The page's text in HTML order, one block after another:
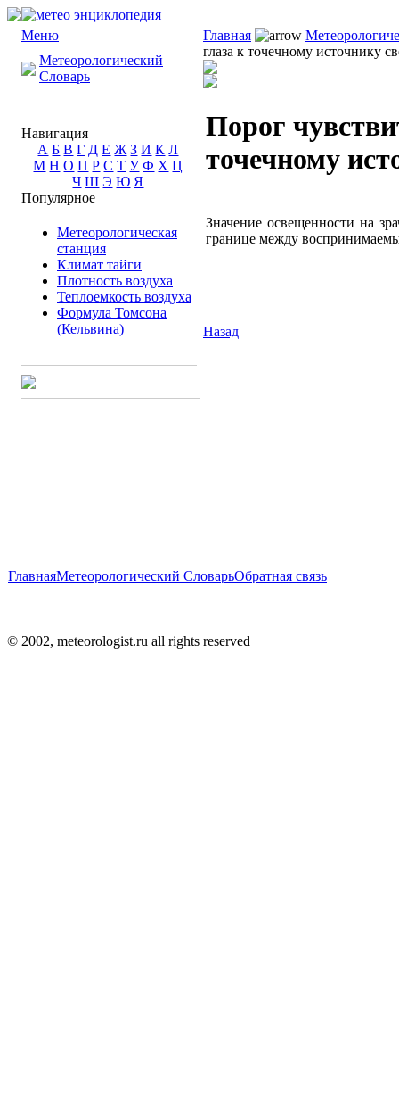
Меню
Метеорологический
Словарь
Навигация
А Б В Г Д Е Ж З И К Л
М Н О П Р С Т У Ф Х Ц
Ч Ш Э Ю Я
Популярное
Метеорологическая
станция
Климат тайги
Плотность воздуха
Теплоемкость воздуха
Формула Томсона
(Кельвина)
Главная
глаза к точечному источнику
Порог
точечному
Значение освещенности на
границе между
Назад
ГлавнаяМетеорологический СловарьОбратная связь
© 2002, meteorologist.ru all rights reserved